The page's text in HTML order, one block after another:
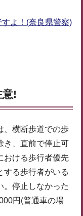
よ！(奈良県警察)
!
、横断歩道での歩
き、直前で停止可
おける歩行者優先
する歩行者がいる
。停止しなかった
円(普通車の場